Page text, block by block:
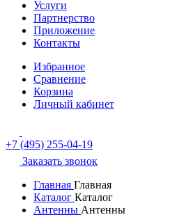
Услуги
Партнерство
Приложение
Контакты
Избранное
Сравнение
Корзина
Личный кабинет
+7 (495) 255-04-19
Заказать звонок
Главная Главная
Каталог Каталог
Антенны Антенны